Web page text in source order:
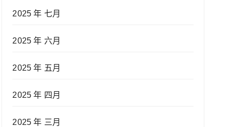
2025 年 七月
2025 年 六月
2025 年 五月
2025 年 四月
2025 年 三月